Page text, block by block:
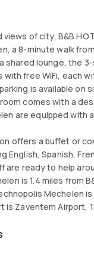
views of city, B&B
a 8-minute walk
shared lounge, the
free WiFi, each
is available on
comes with a
are equipped with
offers a buffet or
English, Spanish,
are ready to help
is 1.4 miles from
Mechelen is
is Zaventem Airport,